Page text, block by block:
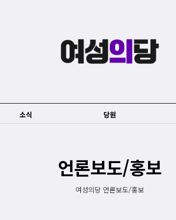
소식 당원
언론보도/홍보
여성의당 언론보도/홍보